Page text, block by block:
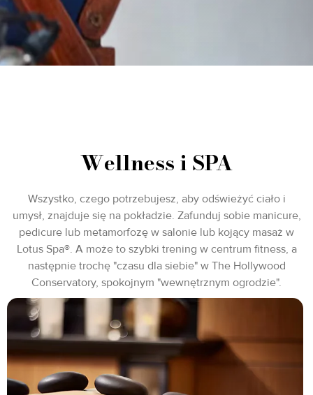
Wellness i SPA
Wszystko, czego potrzebujesz, aby odświeżyć ciało i
umysł, znajduje się na pokładzie. Zafunduj sobie manicure,
pedicure lub metamorfozę w salonie lub kojący masaż w
Lotus Spa®. A może to szybki trening w centrum fitness, a
następnie trochę "czasu dla siebie" w The Hollywood
Conservatory, spokojnym "wewnętrznym ogrodzie".